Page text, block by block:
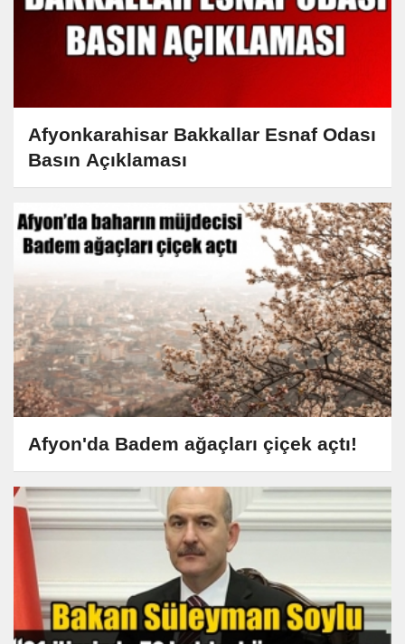
Afyonkarahisar Bakkallar Esnaf Odası
Basın Açıklaması
Afyon'da Badem ağaçları çiçek açtı!